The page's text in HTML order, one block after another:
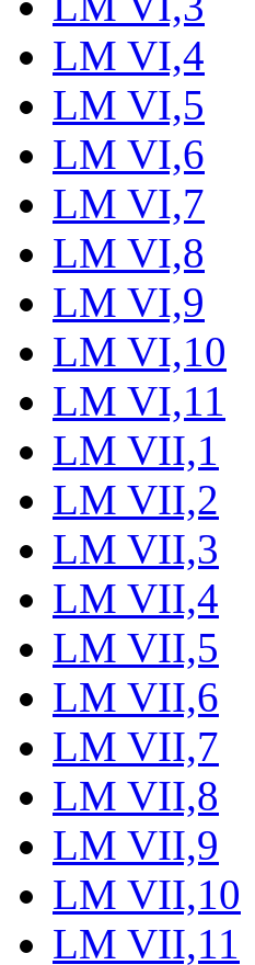
LM VI,4
LM VI,5
LM VI,6
LM VI,7
LM VI,8
LM VI,9
LM VI,10
LM VI,11
LM VII,1
LM VII,2
LM VII,3
LM VII,4
LM VII,5
LM VII,6
LM VII,7
LM VII,8
LM VII,9
LM VII,10
LM VII,11